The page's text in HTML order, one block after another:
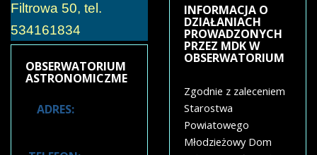
Filtrowa 50, tel.
534161834
OBSERWATORIUM
ASTRONOMICZME
ADRES:
INFORMACJA O
DZIAŁANIACH
PROWADZONYCH
PRZEZ MDK W
OBSERWATORIUM
Zgodnie z zaleceniem
Starostwa
Powiatowego
Młodzieżowy Dom